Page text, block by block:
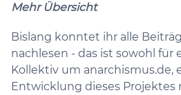
Mehr Übersicht
Bislang konntet ihr alle
nachlesen - das ist sowohl für
Kollektiv um anarchismus.de,
Entwicklung dieses Projektes